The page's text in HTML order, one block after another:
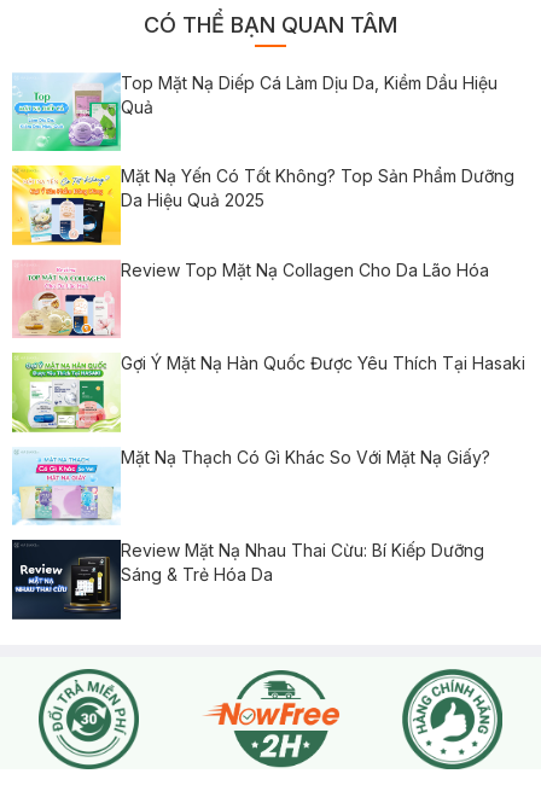
CÓ THỂ BẠN QUAN TÂM
Top Mặt Nạ Diếp Cá Làm Dịu Da, Kiềm Dầu Hiệu
Quả
Mặt Nạ Yến Có Tốt Không? Top Sản Phẩm Dưỡng
Da Hiệu Quả 2025
Review Top Mặt Nạ Collagen Cho Da Lão Hóa
Gợi Ý Mặt Nạ Hàn Quốc Được Yêu Thích Tại Hasaki
Mặt Nạ Thạch Có Gì Khác So Với Mặt Nạ Giấy?
Review Mặt Nạ Nhau Thai Cừu: Bí Kiếp Dưỡng
Sáng & Trẻ Hóa Da